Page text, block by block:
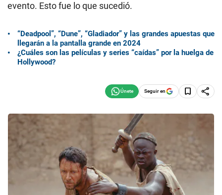
evento. Esto fue lo que sucedió.
“Deadpool”, “Dune”, “Gladiador” y las grandes apuestas que
llegarán a la pantalla grande en 2024
¿Cuáles son las películas y series “caídas” por la huelga de
Hollywood?
Seguir en